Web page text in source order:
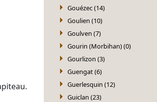
Gouézec (14)
Goulien (10)
Goulven (7)
Gourin (Morbihan) (0)
Gourlizon (3)
Guengat (6)
Guerlesquin (12)
Guiclan (23)